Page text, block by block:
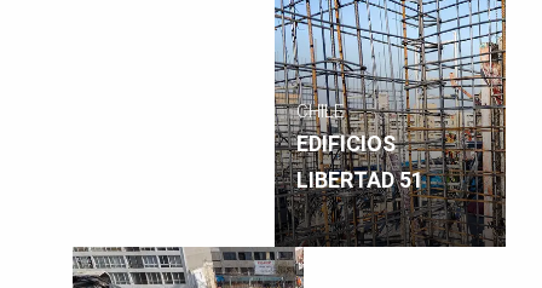
CHILE
EDIFICIOS
LIBERTAD 51